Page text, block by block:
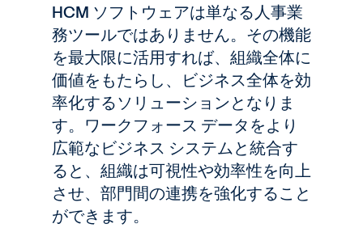
HCM ソフトウェアは単なる人事業
務ツールではありません。その機能
を最大限に活用すれば、組織全体に
価値をもたらし、ビジネス全体を効
率化するソリューションとなりま
す。ワークフォース データをより
広範なビジネス システムと統合す
ると、組織は可視性や効率性を向上
させ、部門間の連携を強化すること
ができます。